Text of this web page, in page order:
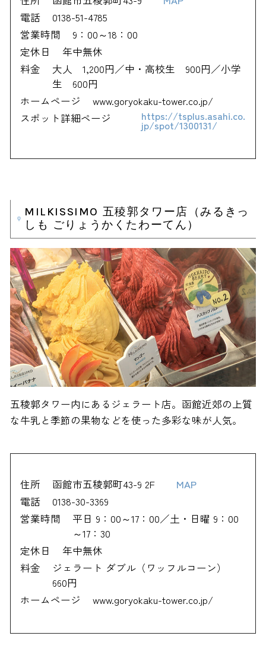
電話
0138-51-4785
営業時間
9：00～18：00
定休日
年中無休
料金
大人 1,200円／中・高校生 900円／小学
生 600円
ホームページ
www.goryokaku-tower.co.jp/
スポット詳細ページ
https://tsplus.asahi.co.
jp/spot/1300131/
MILKISSIMO 五稜郭タワー店（みるきっ
しも ごりょうかくたわーてん）
五稜郭タワー内にあるジェラート店。函館近郊の上質
な牛乳と季節の果物などを使った多彩な味が人気。
住所 函館市五稜郭町43-9 2F
MAP
電話
0138-30-3369
営業時間
平日 9：00～17：00／土・日曜 9：00
～17：30
定休日
年中無休
料金
ジェラート ダブル（ワッフルコーン）
660円
ホームページ
www.goryokaku-tower.co.jp/